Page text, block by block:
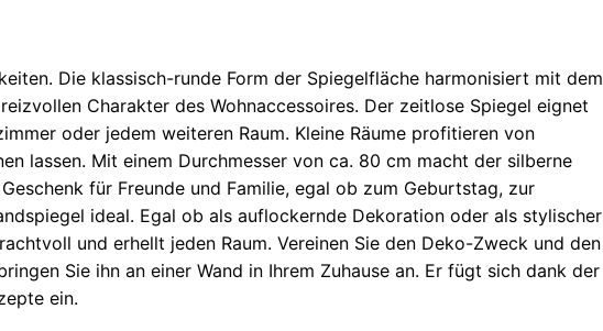
Die klassisch-runde Form der Spiegelfläche harmonisiert mit dem
Charakter des Wohnaccessoires. Der zeitlose Spiegel eignet
oder jedem weiteren Raum. Kleine Räume profitieren von
lassen. Mit einem Durchmesser von ca. 80 cm macht der silberne
für Freunde und Familie, egal ob zum Geburtstag, zur
ideal. Egal ob als auflockernde Dekoration oder als stylischer
und erhellt jeden Raum. Vereinen Sie den Deko-Zweck und den
Sie ihn an einer Wand in Ihrem Zuhause an. Er fügt sich dank der
ein.